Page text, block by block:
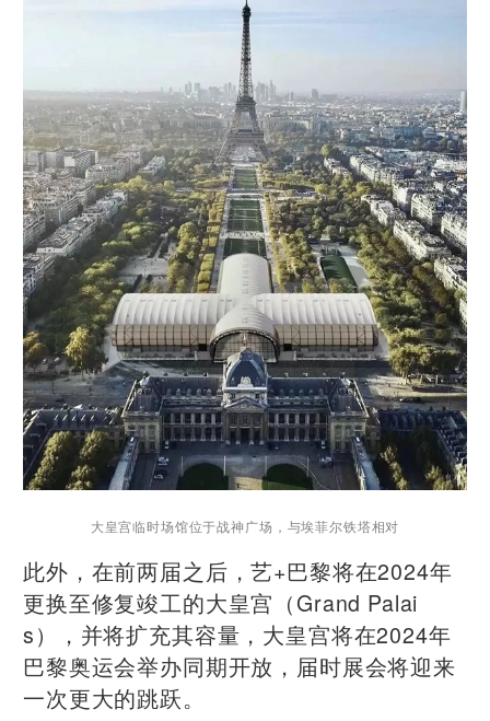
大皇宫临时场馆位于战神广场，与埃菲尔铁塔相对
此外，在前两届之后，艺+巴黎将在2024年
更换至修复竣工的大皇宫（Grand Palai
s），并将扩充其容量，大皇宫将在2024年
巴黎奥运会举办同期开放，届时展会将迎来
一次更大的跳跃。